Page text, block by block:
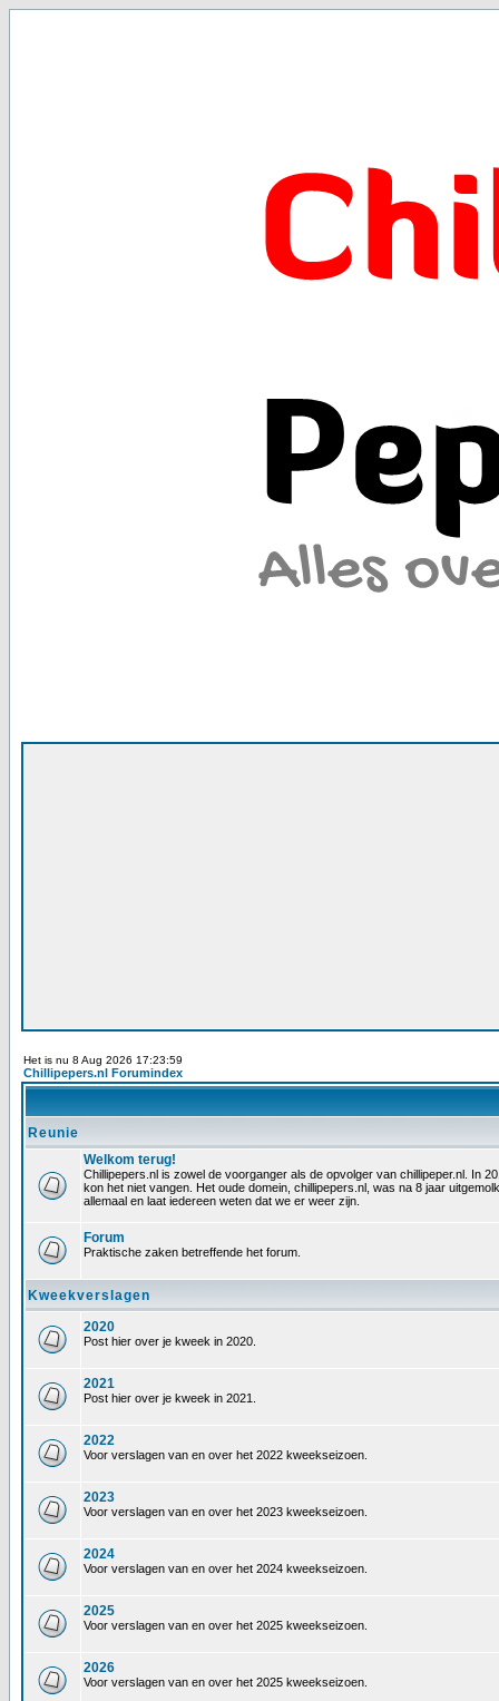
Het is nu 8 Aug 2026 17:23:59
Chillipepers.nl Forumindex
Reunie
Welkom terug!
Chillipepers.nl is zowel de voorganger als de opvolger van chillipeper.nl. In
kon het niet vangen. Het oude domein, chillipepers.nl, was na 8 jaar
allemaal en laat iedereen weten dat we er weer zijn.
Forum
Praktische zaken betreffende het forum.
Kweekverslagen
2020
Post hier over je kweek in 2020.
2021
Post hier over je kweek in 2021.
2022
Voor verslagen van en over het 2022 kweekseizoen.
2023
Voor verslagen van en over het 2023 kweekseizoen.
2024
Voor verslagen van en over het 2024 kweekseizoen.
2025
Voor verslagen van en over het 2025 kweekseizoen.
2026
Voor verslagen van en over het 2025 kweekseizoen.